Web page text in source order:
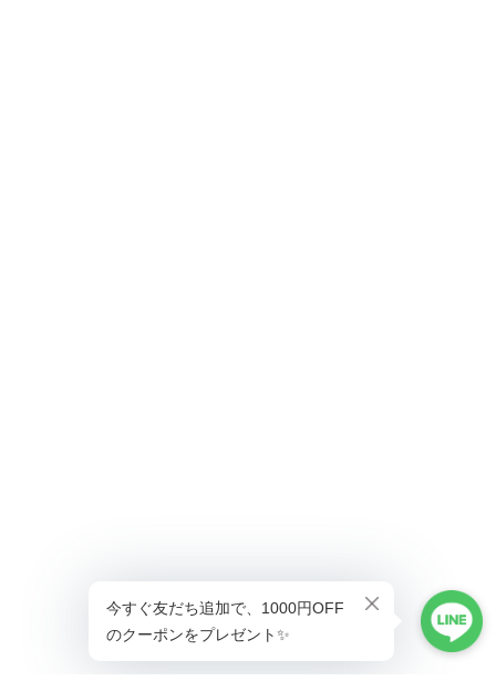
ショップに質問する